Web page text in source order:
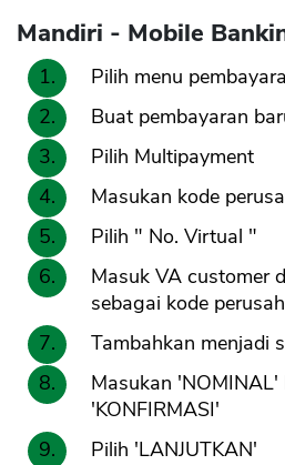
Mandiri - Mobile
Pilih menu
Buat pembayaran
Pilih Multipayment
Masukan kode
Pilih " No. Virtual "
Masuk VA customer
sebagai kode
Tambahkan menjadi
Masukan 'NOMINAL'
'KONFIRMASI'
Pilih 'LANJUTKAN'